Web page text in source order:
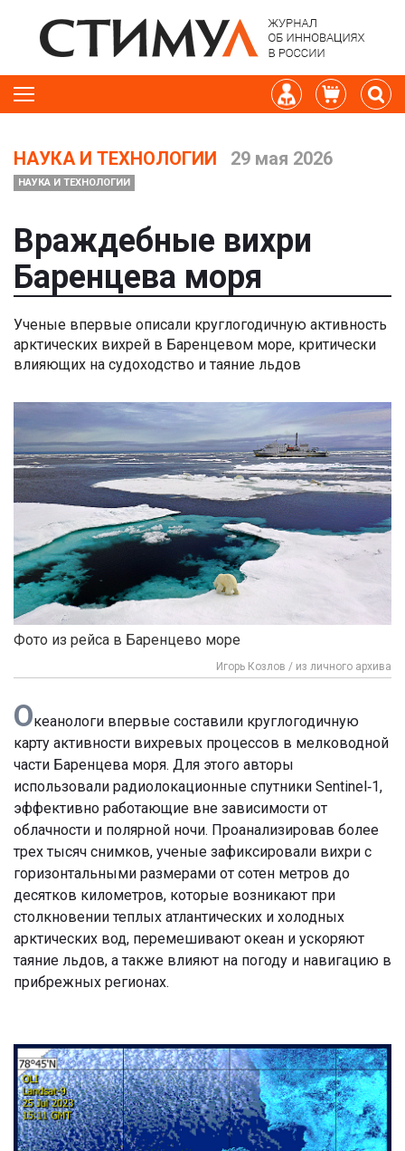
НАУКА И ТЕХНОЛОГИИ 29 мая 2026
НАУКА И ТЕХНОЛОГИИ
Враждебные вихри
Баренцева моря
Ученые впервые описали круглогодичную активность
арктических вихрей в Баренцевом море, критически
влияющих на судоходство и таяние льдов
Фото из рейса в Баренцево море
Игорь Козлов / из личного архива
Океанологи впервые составили круглогодичную
карту активности вихревых процессов в мелководной
части Баренцева моря. Для этого авторы
использовали радиолокационные спутники Sentinel‑1,
эффективно работающие вне зависимости от
облачности и полярной ночи. Проанализировав более
трех тысяч снимков, ученые зафиксировали вихри с
горизонтальными размерами от сотен метров до
десятков километров, которые возникают при
столкновении теплых атлантических и холодных
арктических вод, перемешивают океан и ускоряют
таяние льдов, а также влияют на погоду и навигацию в
прибрежных регионах.